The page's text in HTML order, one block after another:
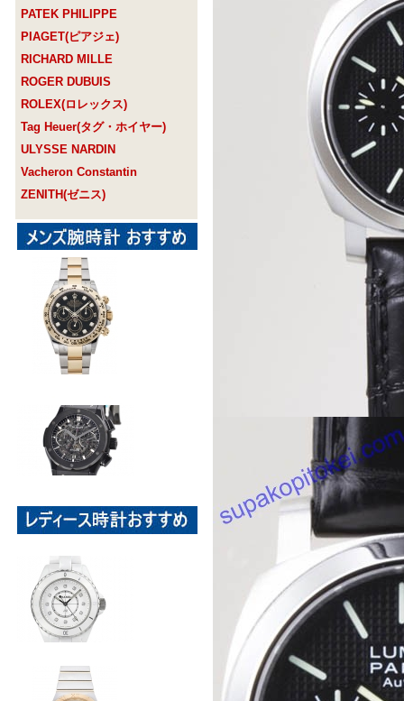
PATEK PHILIPPE
PIAGET(ピアジェ)
RICHARD MILLE
ROGER DUBUIS
ROLEX(ロレックス)
Tag Heuer(タグ・ホイヤー)
ULYSSE NARDIN
Vacheron Constantin
ZENITH(ゼニス)